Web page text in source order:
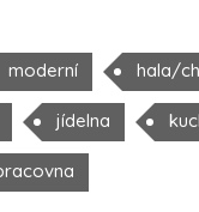
moderní hala/
jídelna